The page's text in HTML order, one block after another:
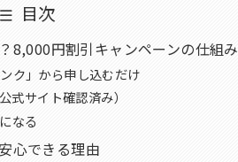
目次
8,000円割引キャンペーンの仕組み
ク」から申し込むだけ
サイト確認済み）
なる
心できる理由